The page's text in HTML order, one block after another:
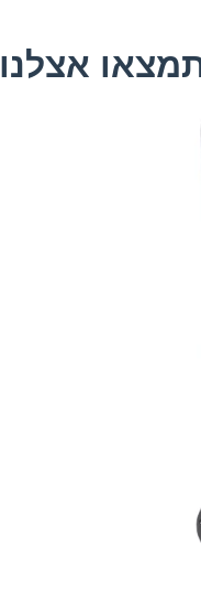
אצלנו